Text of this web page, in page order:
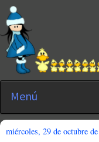
Menú
miércoles, 29 de octubre